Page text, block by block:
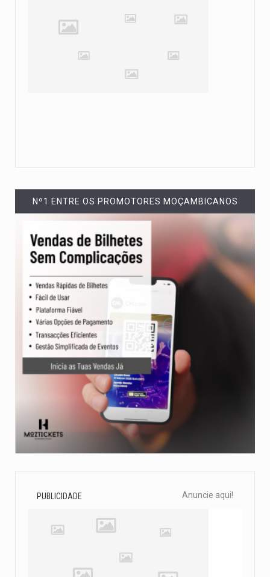
Nº1 ENTRE OS PROMOTORES MOÇAMBICANOS
PUBLICIDADE Anuncie aqui!